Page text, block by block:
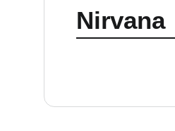
Nirvana